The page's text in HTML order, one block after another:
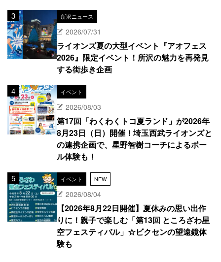
所沢ニュース
2026/07/31
ライオンズ夏の大型イベント『アオフェス
2026』限定イベント！所沢の魅力を再発見
する街歩き企画
イベント
2026/08/03
第17回「わくわくトコ夏ランド」が2026年
8月23日（日）開催！埼玉西武ライオンズと
の連携企画で、星野智樹コーチによるボー
ル体験も！
イベント NEW
2026/08/04
【2026年8月22日開催】夏休みの思い出作
りに！親子で楽しむ「第13回 ところざわ星
空フェスティバル」☆ビクセンの望遠鏡体
験も